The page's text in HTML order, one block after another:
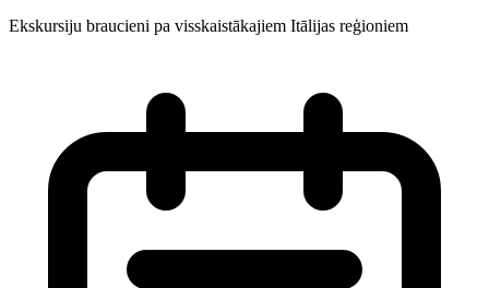
Ekskursiju braucieni pa visskaistākajiem Itālijas reģioniem